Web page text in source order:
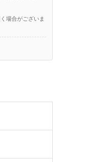
場合がございま